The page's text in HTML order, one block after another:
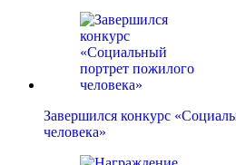
Завершился конкурс
человека»